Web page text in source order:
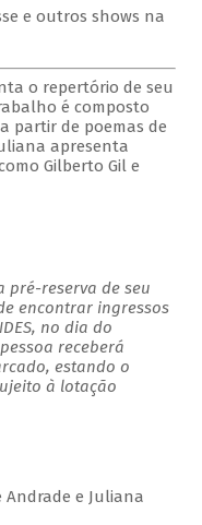
e outros shows na
o repertório de seu
é composto
partir de poemas de
apresenta
Gilberto Gil e
pré-reserva de seu
encontrar ingressos
no dia do
receberá
estando o
à lotação
Andrade e Juliana